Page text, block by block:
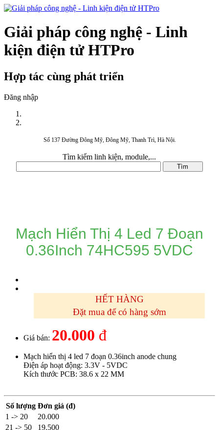
Giải pháp công nghệ - Linh
kiện điện tử HTPro
Hợp tác cùng phát triển
Đăng nhập
Số 137 Đường Đông Mỹ, Đông Mỹ, Thanh Trì, Hà Nội.
Tìm kiếm linh kiện, module,...
Mạch Hiển Thị 4 Led 7 Đoạn
0.36Inch 74HC595 5VDC
HẾT HÀNG
Đặt mua để có hàng sớm
Giá bán: 20.000 đ
Mạch hiển thị 4 led 7 đoạn 0.36inch anode chung
Điện áp hoạt động: 3.3V - 5VDC
Kích thước PCB: 38.6 x 22 MM
Số lượng Đơn giá (đ)
1 -> 20
20.000
21 -> 50
19.500